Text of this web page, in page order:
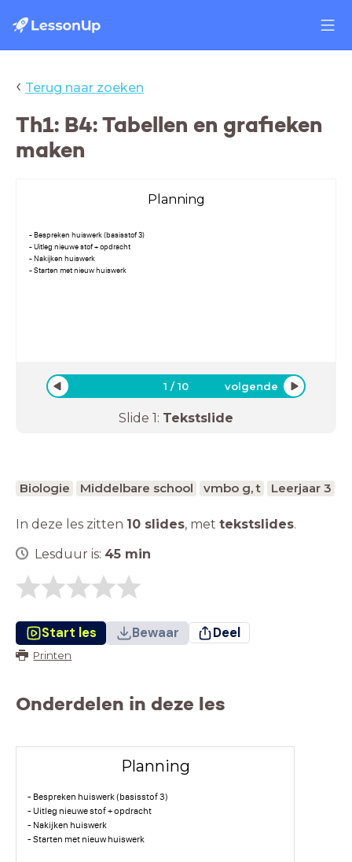
‹ Terug naar zoeken
Th1: B4: Tabellen en grafieken
maken
Planning
- Bespreken huiswerk (basisstof 3)
- Uitleg nieuwe stof + opdracht
- Nakijken huiswerk
- Starten met nieuw huiswerk
1 /10 volgende
Slide 1: Tekstslide
Biologie Middelbare school vmbo g, t Leerjaar 3
In deze les zitten 10 slides, met tekstslides.
Lesduur is: 45 min
Start les Bewaar Deel
Printen
Onderdelen in deze les
Planning
- Bespreken huiswerk (basisstof 3)
- Uitleg nieuwe stof + opdracht
- Nakijken huiswerk
- Starten met nieuw huiswerk